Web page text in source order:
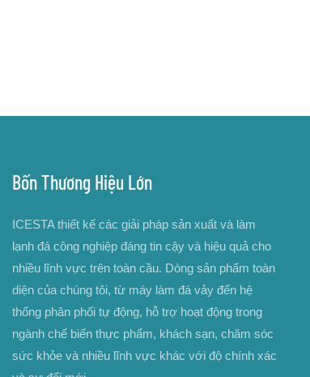
Bốn Thương Hiệu Lớn
ICESTA thiết kế các giải pháp sản xuất và làm
lạnh đá công nghiệp đáng tin cậy và hiệu quả cho
nhiều lĩnh vực trên toàn cầu. Dòng sản phẩm toàn
diện của chúng tôi, từ máy làm đá vảy đến hệ
thống phân phối tự động, hỗ trợ hoạt động trong
ngành chế biến thực phẩm, khách sạn, chăm sóc
sức khỏe và nhiều lĩnh vực khác với độ chính xác